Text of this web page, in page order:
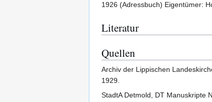
1926 (Adressbuch) Eigentümer:
Literatur
Quellen
Archiv der Lippischen
1929.
StadtA Detmold, DT Manuskripte